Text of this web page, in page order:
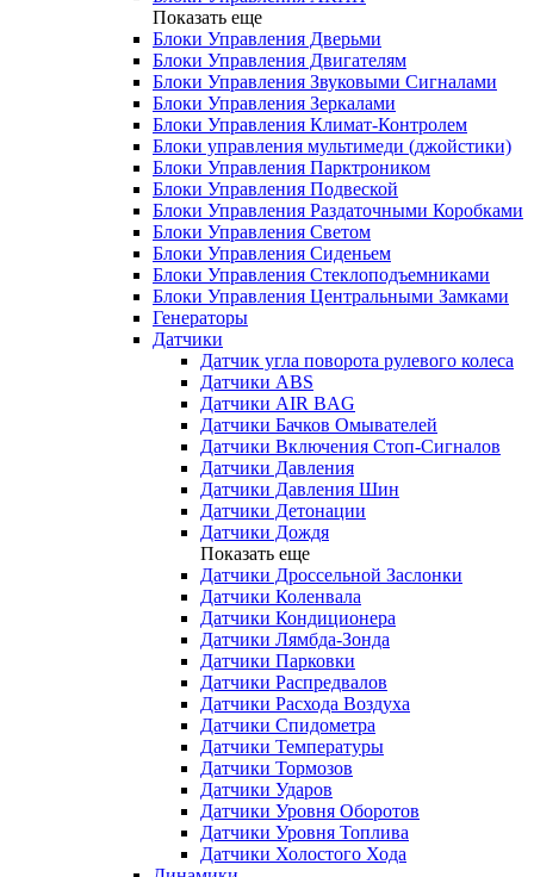
Показать еще
Блоки Управления Дверьми
Блоки Управления Двигателям
Блоки Управления Звуковыми Сигналами
Блоки Управления Зеркалами
Блоки Управления Климат-Контролем
Блоки управления мультимеди (джойстики)
Блоки Управления Парктроником
Блоки Управления Подвеской
Блоки Управления Раздаточными Коробками
Блоки Управления Светом
Блоки Управления Сиденьем
Блоки Управления Стеклоподъемниками
Блоки Управления Центральными Замками
Генераторы
Датчики
Датчик угла поворота рулевого колеса
Датчики ABS
Датчики AIR BAG
Датчики Бачков Омывателей
Датчики Включения Стоп-Сигналов
Датчики Давления
Датчики Давления Шин
Датчики Детонации
Датчики Дождя
Показать еще
Датчики Дроссельной Заслонки
Датчики Коленвала
Датчики Кондиционера
Датчики Лямбда-Зонда
Датчики Парковки
Датчики Распредвалов
Датчики Расхода Воздуха
Датчики Спидометра
Датчики Температуры
Датчики Тормозов
Датчики Ударов
Датчики Уровня Оборотов
Датчики Уровня Топлива
Датчики Холостого Хода